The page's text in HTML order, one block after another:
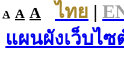
A A A ไทย |
แผนผังเว็บไซ